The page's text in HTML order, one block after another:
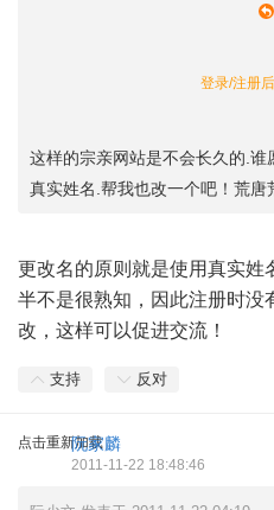
登录/注册
这样的宗亲网站是不会长久的.谁
真实姓名.帮我也改一个吧！荒唐
更改名的原则就是使用真实姓
半不是很熟知，因此注册时没
改，这样可以促进交流！
支持 反对
点击重新加载
阮家麟
2011-11-22 18:48:46